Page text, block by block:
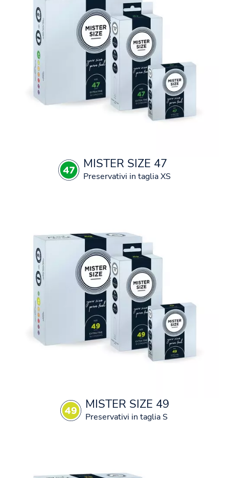
MISTER SIZE 47
Preservativi in taglia XS
MISTER SIZE 49
Preservativi in taglia S